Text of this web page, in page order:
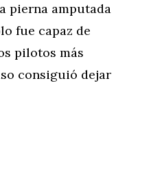
pierna amputada
fue capaz de
pilotos más
consiguió dejar